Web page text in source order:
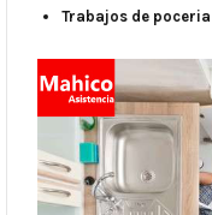
Trabajos de poceria